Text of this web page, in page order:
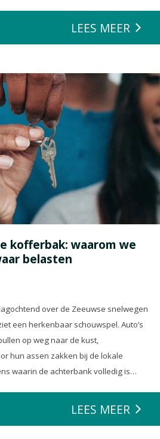
LEES MEER
kofferbak: waarom we
belasten
over de Zeeuwse snelwegen
een herkenbaar schouwspel. Auto’s
op weg naar de kust,
hun assen zakken bij de lokale
waarin de achterbank volledig is
auto’s en we verwachten dat ze alles
LEES MEER